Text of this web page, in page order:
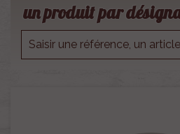
un produit par